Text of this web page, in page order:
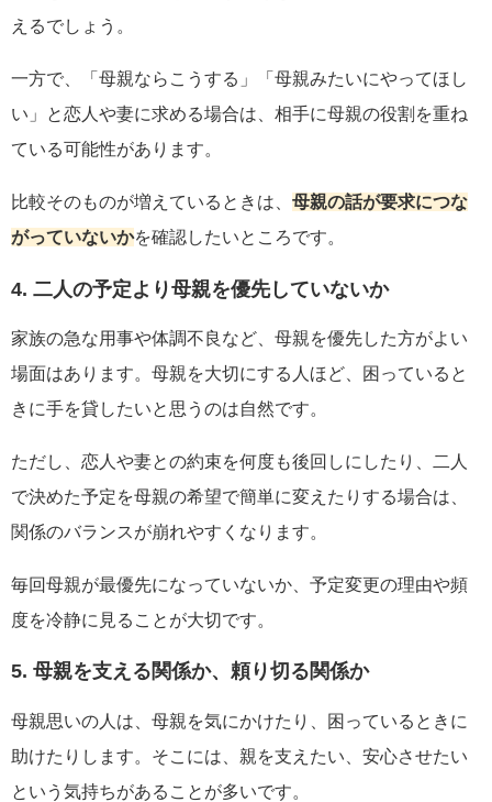
えるでしょう。
一方で、「母親ならこうする」「母親みたいにやってほし
い」と恋人や妻に求める場合は、相手に母親の役割を重ね
ている可能性があります。
比較そのものが増えているときは、 母親の話が要求につな
がっていないかを確認したいところです。
4. 二人の予定より母親を優先していないか
家族の急な用事や体調不良など、母親を優先した方がよい
場面はあります。母親を大切にする人ほど、困っていると
きに手を貸したいと思うのは自然です。
ただし、恋人や妻との約束を何度も後回しにしたり、二人
で決めた予定を母親の希望で簡単に変えたりする場合は、
関係のバランスが崩れやすくなります。
毎回母親が最優先になっていないか、予定変更の理由や頻
度を冷静に見ることが大切です。
5. 母親を支える関係か、頼り切る関係か
母親思いの人は、母親を気にかけたり、困っているときに
助けたりします。そこには、親を支えたい、安心させたい
という気持ちがあることが多いです。